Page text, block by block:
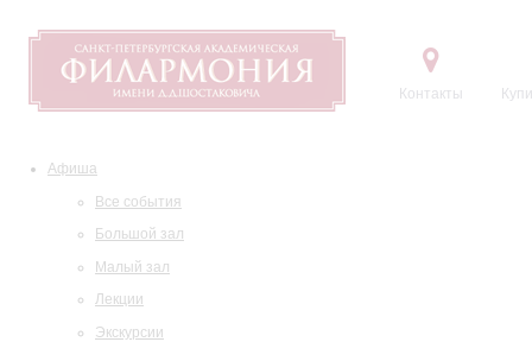
Контакты
Афиша
Все события
Большой зал
Малый зал
Лекции
Экскурсии